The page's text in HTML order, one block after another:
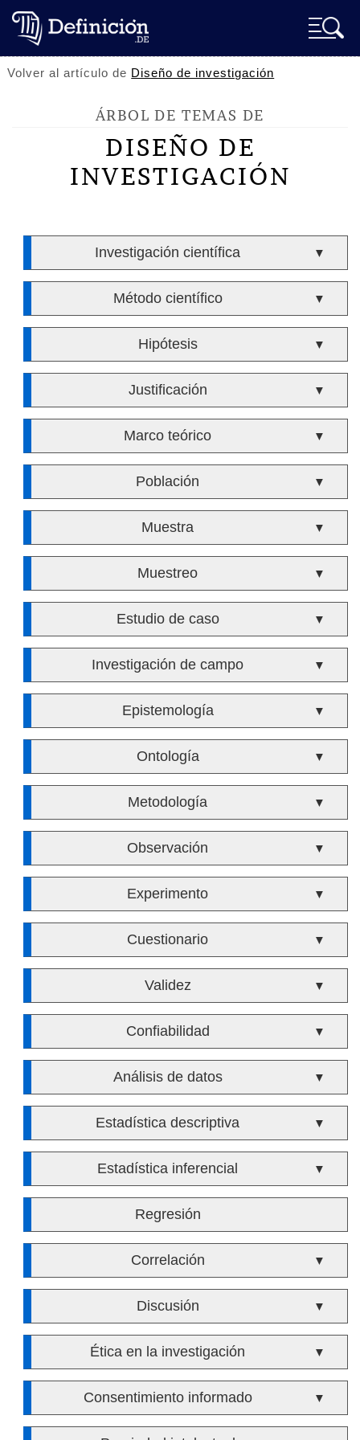
Volver al artículo de Diseño de investigación
ÁRBOL DE TEMAS DE
DISEÑO DE
INVESTIGACIÓN
Investigación científica ▼
Método científico ▼
Hipótesis ▼
Justificación ▼
Marco teórico ▼
Población ▼
Muestra ▼
Muestreo ▼
Estudio de caso ▼
Investigación de campo ▼
Epistemología ▼
Ontología ▼
Metodología ▼
Observación ▼
Experimento ▼
Cuestionario ▼
Validez ▼
Confiabilidad ▼
Análisis de datos ▼
Estadística descriptiva ▼
Estadística inferencial ▼
Regresión
Correlación ▼
Discusión ▼
Ética en la investigación ▼
Consentimiento informado ▼